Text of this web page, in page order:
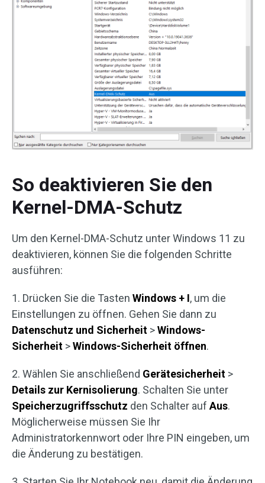
So deaktivieren Sie den
Kernel-DMA-Schutz
Um den Kernel-DMA-Schutz unter Windows 11 zu
deaktivieren, können Sie die folgenden Schritte
ausführen:
1. Drücken Sie die Tasten Windows + I, um die
Einstellungen zu öffnen. Gehen Sie dann zu
Datenschutz und Sicherheit >Windows-
Sicherheit >Windows-Sicherheit öffnen.
2. Wählen Sie anschließend Gerätesicherheit >
Details zur Kernisolierung. Schalten Sie unter
Speicherzugriffsschutz den Schalter aufAus.
Möglicherweise müssen Sie Ihr
Administratorkennwort oder Ihre PIN eingeben, um
die Änderung zu bestätigen.